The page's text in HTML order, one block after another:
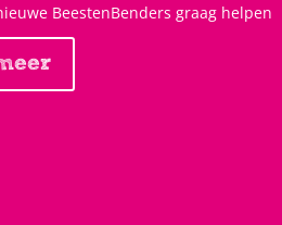
BeestenBenders graag helpen